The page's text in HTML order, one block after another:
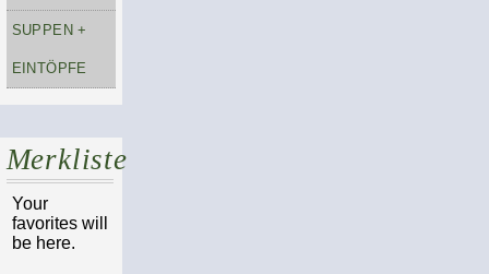
SUPPEN +
EINTÖPFE
Merkliste
Your
favorites will
be here.